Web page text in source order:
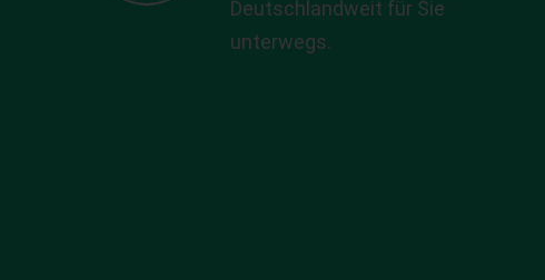
Deutschlandweit für Sie
unterwegs.